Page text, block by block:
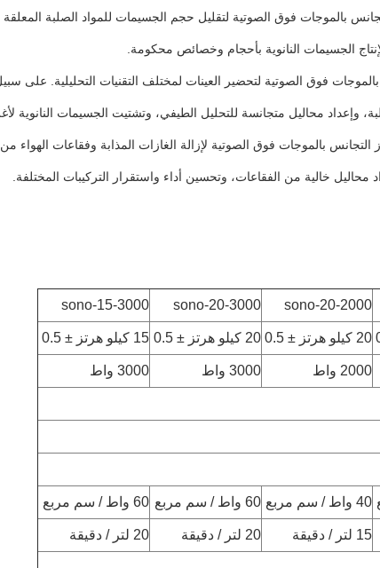
بالموجات فوق الصوتية لتقليل حجم الجسيمات للمواد الصلبة
الجسيمات النانوية بأحجام وخصائص محكومة.
فوق الصوتية لتحضير العينات لمختلف التقنيات التحليلية. على
وإعداد محاليل متجانسة للتحليل الطيفي، وتشتيت الجسيمات النانوية
التجانس بالموجات فوق الصوتية لإزالة الغازات المذابة وفقاعات الهواء
محاليل خالية من الفقاعات، وتحسين أداء واستقرار التركيبات المختلفة.
sono-20-2000
sono-20-3000
sono-15-3000
20 كيلو هرتز ± 0.5 20 كيلو هرتز ± 0.5 15 كيلو هرتز ± 0.5
2000 واط 3000 واط 3000 واط
40 واط / سم مربع 60 واط / سم مربع 60 واط / سم مربع
15 لتر / دقيقة 20 لتر / دقيقة 20 لتر / دقيقة